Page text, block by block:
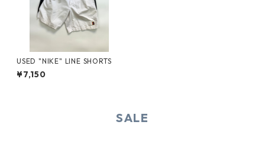
USED "NIKE" LINE SHORTS
¥7,150
SALE